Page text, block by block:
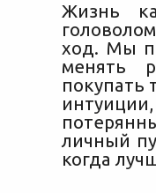
Жизнь
ход. Мы
менять
покупать
личный
когда